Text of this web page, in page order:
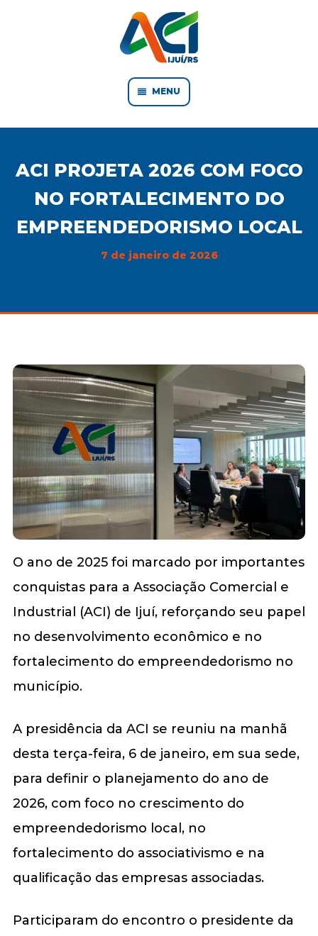
MENU
ACI PROJETA 2026 COM FOCO
NO FORTALECIMENTO DO
EMPREENDEDORISMO LOCAL
7 de janeiro de 2026
O ano de 2025 foi marcado por importantes
conquistas para a Associação Comercial e
Industrial (ACI) de Ijuí, reforçando seu papel
no desenvolvimento econômico e no
fortalecimento do empreendedorismo no
município.
A presidência da ACI se reuniu na manhã
desta terça-feira, 6 de janeiro, em sua sede,
para definir o planejamento do ano de
2026, com foco no crescimento do
empreendedorismo local, no
fortalecimento do associativismo e na
qualificação das empresas associadas.
Participaram do encontro o presidente da